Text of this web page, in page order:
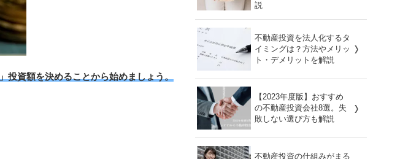
資額を決めることから始めましょう。
説
不動産投資を法人化するタ
イミングは？方法やメリッ
ト・デメリットを解説
【2023年度版】おすすめ
の不動産投資会社8選。失
敗しない選び方も解説
不動産投資の仕組みがまる